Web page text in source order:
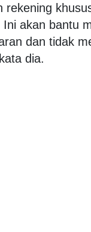
rekening
Ini akan bantu
dan tidak
dia.